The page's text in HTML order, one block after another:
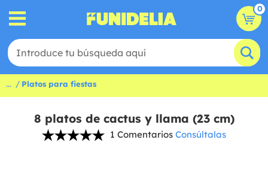
0
... Platos para fiestas
8 platos de cactus y llama (23 cm)
1 Comentarios Consúltalas